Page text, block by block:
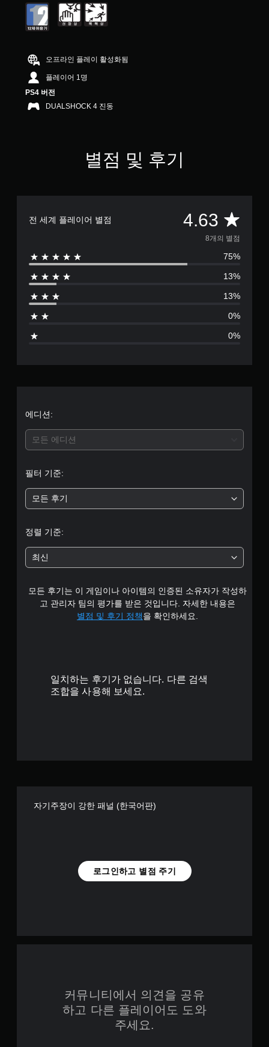
중
균
6
개
별
오프라인 플레이 활성화됨
플레이어 1명
PS4 버전
DUALSHOCK 4 진동
별점 및 후기
전 세계 플레이어 별점 4.63 총
8
별
점
로
평
균
.
6
3
8개의 별점
75%
13%
13%
0%
0%
에디션:
모든 에디션
필터 기준:
모든 후기
정렬 기준:
최신
모든 후기는 이 게임이나 아이템의 인증된 소유자가 작성하
고 관리자 팀의 평가를 받은 것입니다. 자세한 내용은
별점 및 후기 정책을 확인하세요.
일치하는 후기가 없습니다. 다른 검색
조합을 사용해 보세요.
자기주장이 강한 패널 (한국어판)
로그인하고 별점 주기
커뮤니티에서 의견을 공유
하고 다른 플레이어도 도와
주세요.